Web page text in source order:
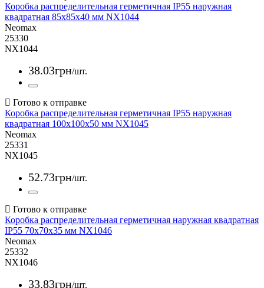
Коробка распределительная герметичная IP55 наружная
квадратная 85x85x40 мм NX1044
Neomax
25330
NX1044
38.03грн/шт.
Коробка распределительная герметичная IP55 наружная
квадратная 100x100x50 мм NX1045
Neomax
25331
NX1045
52.73грн/шт.
Коробка распределительная герметичная наружная квадратная
IP55 70x70x35 мм NX1046
Neomax
25332
NX1046
33.83грн/шт.